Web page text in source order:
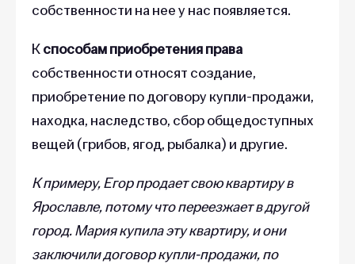
собственности на нее у нас появляется.
Кспособам приобретения права
собственности относят создание,
приобретение по договору купли-продажи,
находка, наследство, сбор общедоступных
вещей (грибов, ягод, рыбалка) и другие.
К примеру, Егор продает свою квартиру в
Ярославле, потому что переезжает в другой
город. Мария купила эту квартиру, и они
заключили договор купли-продажи, по